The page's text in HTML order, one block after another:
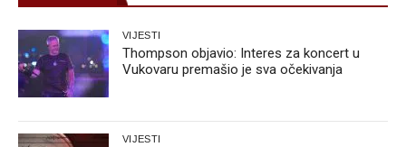
VIJESTI
Thompson objavio: Interes za koncert u
Vukovaru premašio je sva očekivanja
VIJESTI